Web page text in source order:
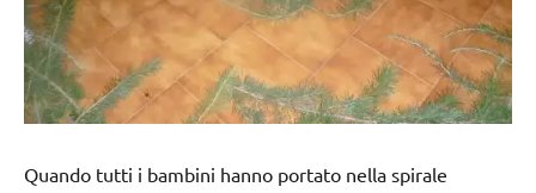
Quando tutti i bambini hanno portato nella spirale